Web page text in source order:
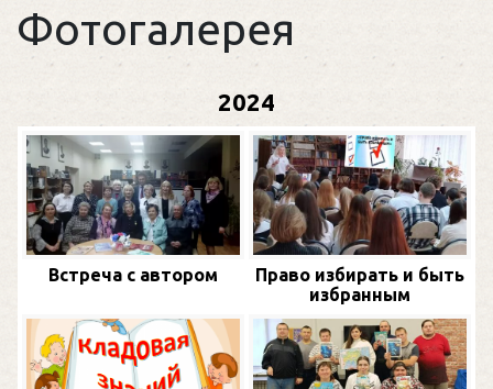
Фотогалерея
2024
Встреча с автором
Право избирать и быть
избранным